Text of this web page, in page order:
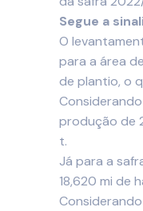
Segue a
O
para a área
de plantio, o
produção de
t.
Já para a
18,620 mi de